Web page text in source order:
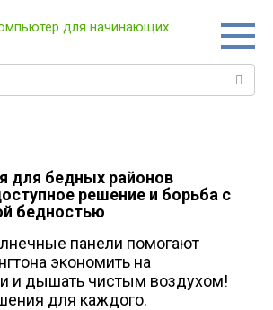
для бедных районов
решение и борьба с
бедностью
панели помогают
экономить на
и дышать чистым воздухом!
для каждого.